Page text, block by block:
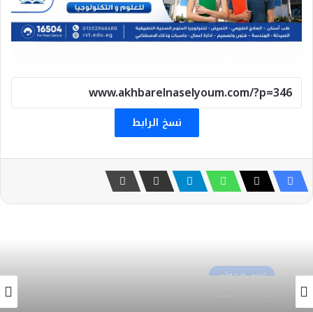
نسخ الرابط
عربى و دولى
15 يوليو، 2026